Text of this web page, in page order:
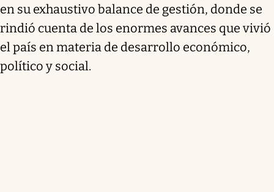
en su exhaustivo balance de gestión, donde se
rindió cuenta de los enormes avances que vivió
el país en materia de desarrollo económico,
político y social.